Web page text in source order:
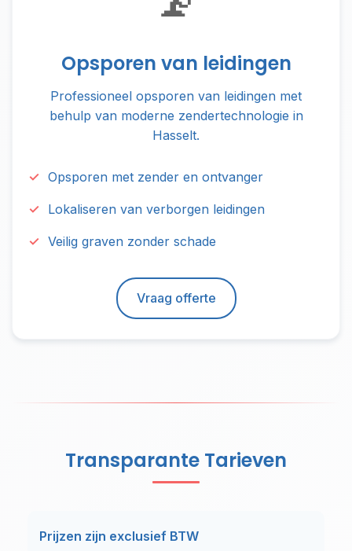
Opsporen van leidingen
Professioneel opsporen van leidingen met
behulp van moderne zendertechnologie in
Hasselt.
Opsporen met zender en ontvanger
Lokaliseren van verborgen leidingen
Veilig graven zonder schade
Vraag offerte
Transparante Tarieven
Prijzen zijn exclusief BTW